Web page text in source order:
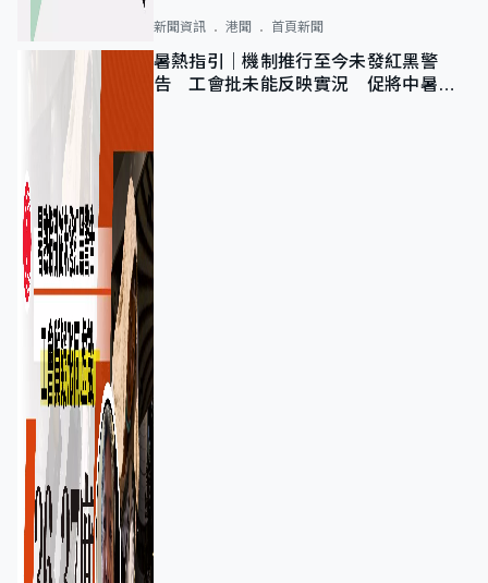
新聞資訊 港聞 首頁新聞
暑熱指引｜機制推行至今未發紅黑警
告 工會批未能反映實況 促將中暑列